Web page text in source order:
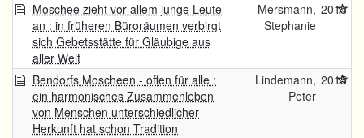
Moschee zieht vor allem junge Leute
an : in früheren Büroräumen verbirgt
sich Gebetsstätte für Gläubige aus
aller Welt
Mersmann,
Stephanie
2015
Bendorfs Moscheen - offen für alle :
ein harmonisches Zusammenleben
von Menschen unterschiedlicher
Herkunft hat schon Tradition
Lindemann,
Peter
2015